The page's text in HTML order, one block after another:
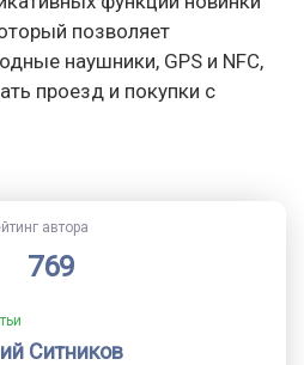
позволяет
наушники, GPS и NFC,
проезд и покупки с
автора
769
Ситников